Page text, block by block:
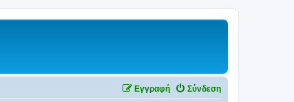
Σύνδεση
Εγγραφή